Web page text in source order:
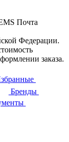
Почта
Федерации.
заказа.
Бренды